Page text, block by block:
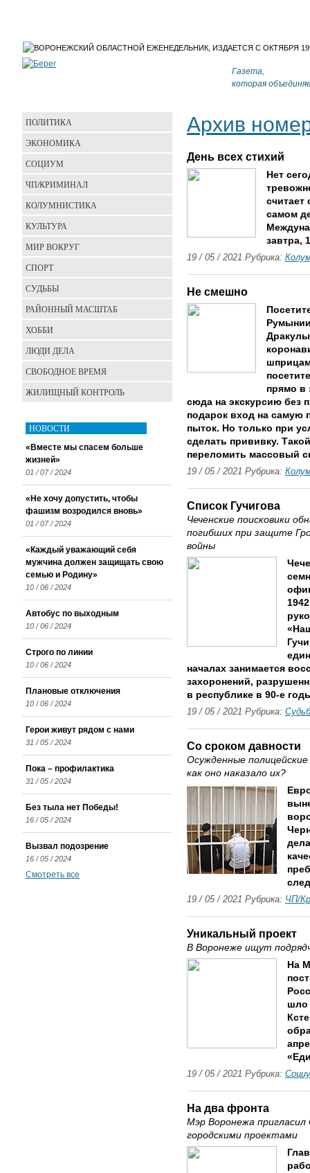
Газета,
которая
Архив
День всех стихий
Нет
считает
самом
завтра,
19 / 05 / 2021 Рубрика:
Не смешно
прямо в
сюда на экскурсию без
подарок вход на самую
пыток. Но только при
сделать прививку.
переломить массовый
19 / 05 / 2021 Рубрика:
Список Гучигова
Чеченские поисковики
погибших при защите
войны
началах занимается
захоронений,
в республике в 90-е
19 / 05 / 2021 Рубрика:
Со сроком давности
Осужденные
как оно наказало их?
19 / 05 / 2021 Рубрика: ЧП/
Уникальный проект
В Воронеже ищут
На
шло
19 / 05 / 2021 Рубрика:
На два фронта
Мэр Воронежа
городскими проектами
ПОЛИТИКА
ЭКОНОМИКА
СОЦИУМ
ЧП/КРИМИНАЛ
КОЛУМНИСТИКА
КУЛЬТУРА
МИР ВОКРУГ
СПОРТ
СУДЬБЫ
РАЙОННЫЙ МАСШТАБ
ХОББИ
ЛЮДИ ДЕЛА
СВОБОДНОЕ ВРЕМЯ
ЖИЛИЩНЫЙ КОНТРОЛЬ
НОВОСТИ
«Вместе мы спасем больше
жизней»
01 / 07 / 2024
«Не хочу допустить, чтобы
фашизм возродился вновь»
01 / 07 / 2024
«Каждый уважающий себя
мужчина должен защищать свою
семью и Родину»
10 / 06 / 2024
Автобус по выходным
10 / 06 / 2024
Строго по линии
10 / 06 / 2024
Плановые отключения
10 / 06 / 2024
Герои живут рядом с нами
31 / 05 / 2024
Пока – профилактика
31 / 05 / 2024
Без тыла нет Победы!
16 / 05 / 2024
Вызвал подозрение
16 / 05 / 2024
Смотреть все